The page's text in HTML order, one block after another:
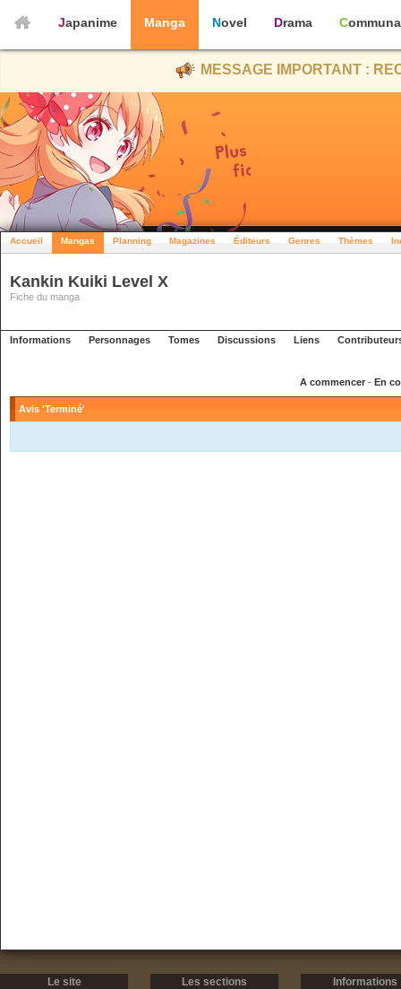
Japanime Manga Novel Drama
MESSAGE IMPORTANT :
Accueil Mangas Planning Magazines Éditeurs Genres Thèmes
Kankin Kuiki Level X
Fiche du manga
Informations Personnages Tomes Discussions Liens
A commencer- En
Avis 'Terminé'
Le site
Les sections
Informations